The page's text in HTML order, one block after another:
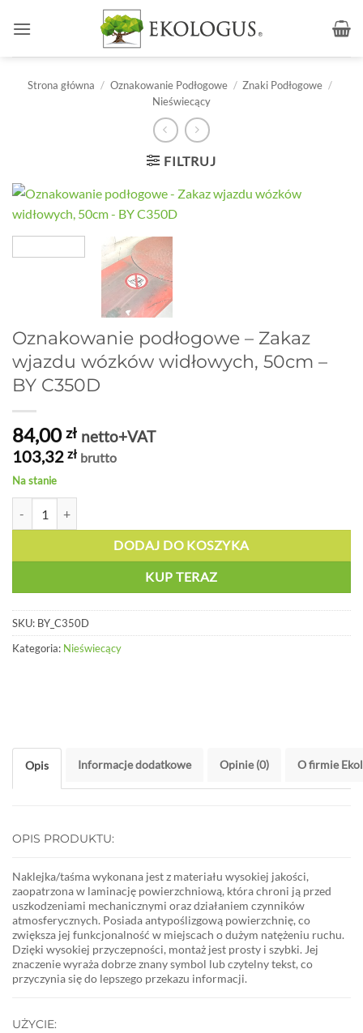
Strona główna / Oznakowanie Podłogowe / Znaki Podłogowe /
Nieświecący
FILTRUJ
Oznakowanie podłogowe – Zakaz
wjazdu wózków widłowych, 50cm –
BY C350D
84,00zł netto+VAT
103,32 zł brutto
Na stanie
DODAJ DO KOSZYKA
KUP TERAZ
SKU: BY_C350D
Kategoria: Nieświecący
Opis Informacje dodatkowe Opinie (0) O firmie
OPIS PRODUKTU:
Naklejka/taśma wykonana jest z materiału wysokiej jakości,
zaopatrzona w laminację powierzchniową, która chroni ją przed
uszkodzeniami mechanicznymi oraz działaniem czynników
atmosferycznych. Posiada antypоślizgową powierzchnię, co
zwiększa jej funkcjonalność w miejscach o dużym natężeniu ruchu.
Dzięki wysokiej przyczepności, montaż jest prosty i szybki. Jej
znaczenie wyraża dobrze znany symbol lub czytelny tekst, co
przyczynia się do lepszego przekazu informacji.
UŻYCIE: